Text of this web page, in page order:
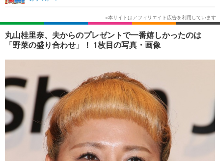
韓国・芸能
音楽 スポーツ
ショッピング
ライフTOP グルメ
ペット ショッピング
その他
リリース一覧
プッシュ通知の停止方法
丸山桂里奈、夫からのプレゼントで一番嬉しかったのは
「野菜の盛り合わせ」！ 1枚目の写真・画像